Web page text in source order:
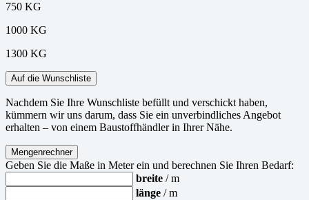
750 KG
1000 KG
1300 KG
Auf die Wunschliste
Nachdem Sie Ihre Wunschliste befüllt und verschickt haben,
kümmern wir uns darum, dass Sie ein unverbindliches Angebot
erhalten – von einem Baustoffhändler in Ihrer Nähe.
Mengenrechner
Geben Sie die Maße in Meter ein und berechnen Sie Ihren Bedarf:
breite / m
länge / m